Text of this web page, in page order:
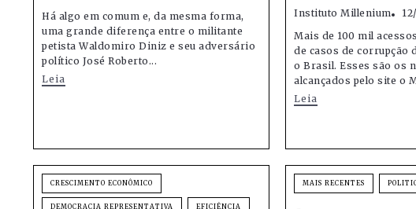
Há algo em comum e, da mesma forma,
uma grande diferença entre o militante
petista Waldomiro Diniz e seu adversário
político José Roberto...
Leia
Instituto Millenium
Mais de 100 mil
de casos de corrupção
o Brasil. Esses são os
alcançados pelo site o
Leia
CRESCIMENTO ECONÔMICO
DEMOCRACIA REPRESENTATIVA EFICIÊNCIA
MAIS RECENTES